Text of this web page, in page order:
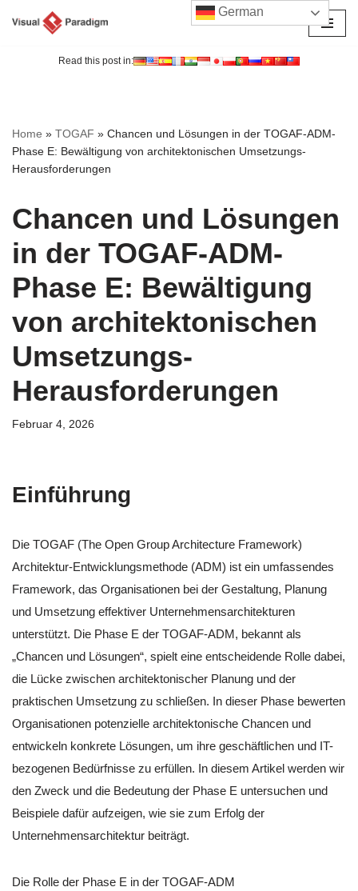
Read this post in:
Home » TOGAF » Chancen und Lösungen in der TOGAF-ADM-
Phase E: Bewältigung von architektonischen Umsetzungs-
Herausforderungen
Chancen und Lösungen
in der TOGAF-ADM-
Phase E: Bewältigung
von architektonischen
Umsetzungs-
Herausforderungen
Februar 4, 2026
Einführung
Die TOGAF (The Open Group Architecture Framework)
Architektur-Entwicklungsmethode (ADM) ist ein umfassendes
Framework, das Organisationen bei der Gestaltung, Planung
und Umsetzung effektiver Unternehmensarchitekturen
unterstützt. Die Phase E der TOGAF-ADM, bekannt als
„Chancen und Lösungen“, spielt eine entscheidende Rolle dabei,
die Lücke zwischen architektonischer Planung und der
praktischen Umsetzung zu schließen. In dieser Phase bewerten
Organisationen potenzielle architektonische Chancen und
entwickeln konkrete Lösungen, um ihre geschäftlichen und IT-
bezogenen Bedürfnisse zu erfüllen. In diesem Artikel werden wir
den Zweck und die Bedeutung der Phase E untersuchen und
Beispiele dafür aufzeigen, wie sie zum Erfolg der
Unternehmensarchitektur beiträgt.
Die Rolle der Phase E in der TOGAF-ADM
German